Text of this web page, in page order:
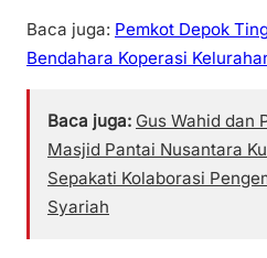
Baca juga: Pemkot Depok
Bendahara Koperasi
Baca juga: Gus Wahid dan
Masjid Pantai Nusantara
Sepakati Kolaborasi
Syariah